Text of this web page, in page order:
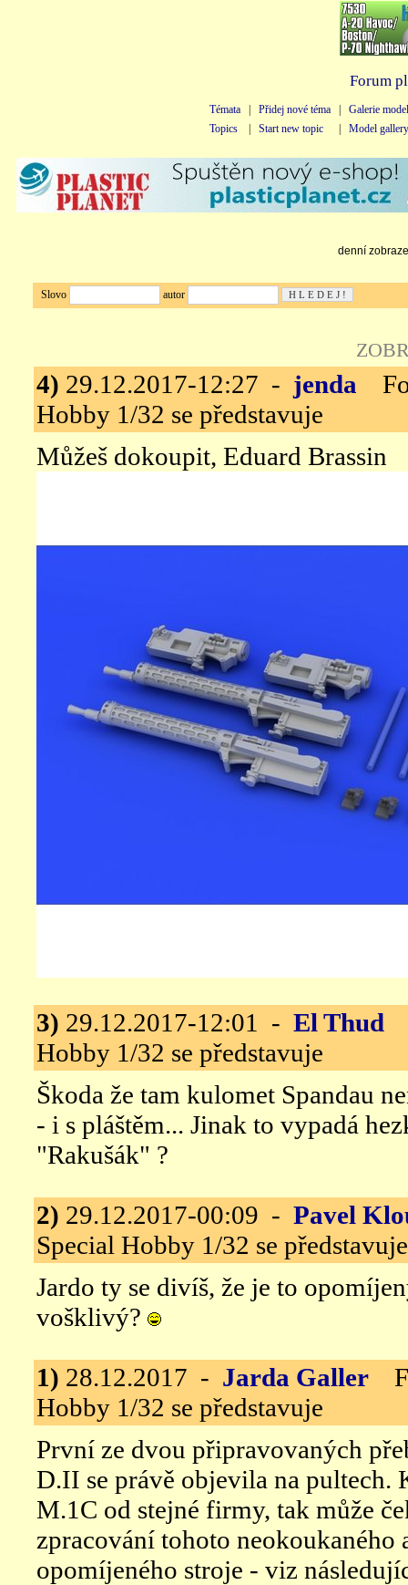
Forum
Témata Přidej nové téma
Galerie
Topics
Start new topic Model gallery
denní
Slovo autor
4) 29.12.2017-12:27 - jenda
Hobby 1/32 se představuje
Můžeš dokoupit, Eduard Brassin
3) 29.12.2017-12:01 - El Thud
Hobby 1/32 se představuje
Škoda že tam kulomet Spandau
- i s pláštěm... Jinak to vypadá
"Rakušák" ?
2) 29.12.2017-00:09 - Pavel
Special Hobby 1/32 se představuje
Jardo ty se divíš, že je to
vošklivý?
1) 28.12.2017 - Jarda Galler
Hobby 1/32 se představuje
První ze dvou připravovaných
D.II se právě objevila na pultech.
M.1C od stejné firmy, tak může
zpracování tohoto
opomíjeného stroje - viz